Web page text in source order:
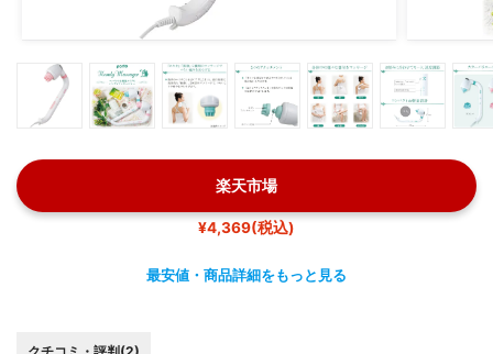
楽天市場
¥4,369(税込)
最安値・商品詳細をもっと見る